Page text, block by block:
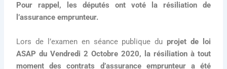
Pour rappel, les députés ont voté la résiliation de
l’assurance emprunteur.
Lors de l’examen en séance publique du projet de loi
ASAP du Vendredi 2 Octobre 2020, la résiliation à tout
moment des contrats d’assurance emprunteur a été